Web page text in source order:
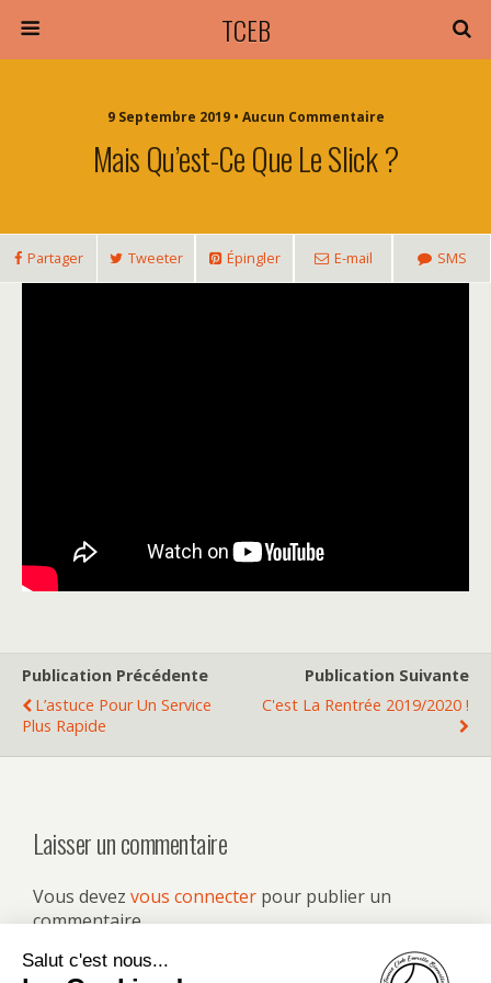
TCEB
9 Septembre 2019 • Aucun Commentaire
Mais Qu’est-Ce Que Le Slick ?
Partager Tweeter Épingler E-mail SMS
Publication Précédente
L’astuce Pour Un Service
Plus Rapide
Publication Suivante
C'est La Rentrée 2019/2020 !
Laisser un commentaire
Vous devez vous connecter pour publier un
commentaire.